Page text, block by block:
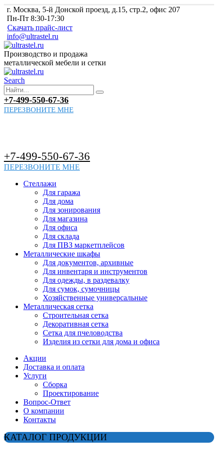
г. Москва, 5-й Донской проезд, д.15, стр.2, офис 207
Пн-Пт 8:30-17:30
Скачать прайс-лист
info@ultrastel.ru
Производство и продажа
металлической мебели и сетки
Search
+7-499-550-67-36
ПЕРЕЗВОНИТЕ МНЕ
+7-499-550-67-36
ПЕРЕЗВОНИТЕ МНЕ
Стеллажи
Для гаража
Для дома
Для зонирования
Для магазина
Для офиса
Для склада
Для ПВЗ маркетплейсов
Металлические шкафы
Для документов, архивные
Для инвентаря и инструментов
Для одежды, в раздевалку
Для сумок, сумочницы
Хозяйственные универсальные
Металлическая сетка
Строительная сетка
Декоративная сетка
Сетка для пчеловодства
Изделия из сетки для дома и офиса
Акции
Доставка и оплата
Услуги
Сборка
Проектирование
Вопрос-Ответ
О компании
Контакты
КАТАЛОГ ПРОДУКЦИИ